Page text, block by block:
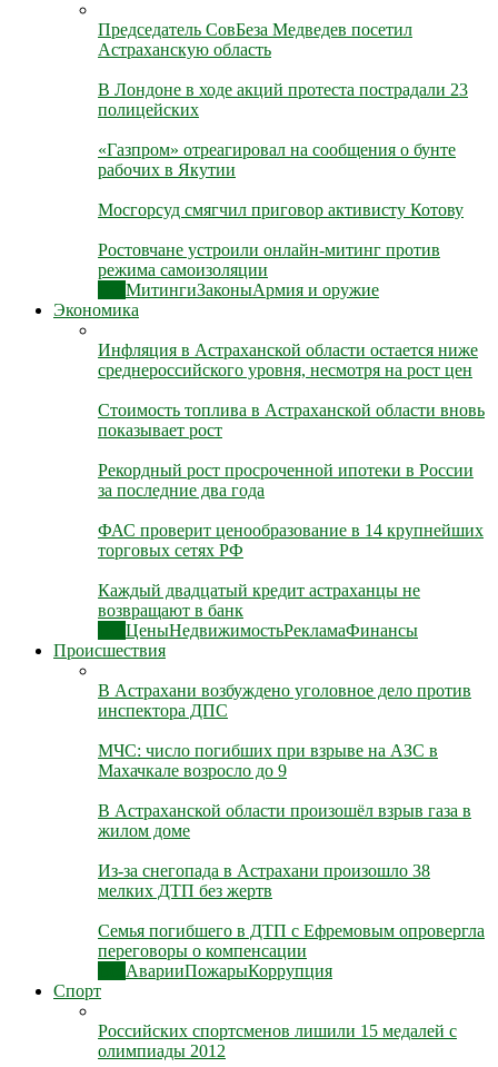
Председатель СовБеза Медведев посетил
Астраханскую область
В Лондоне в ходе акций протеста пострадали 23
полицейских
«Газпром» отреагировал на сообщения о бунте
рабочих в Якутии
Мосгорсуд смягчил приговор активисту Котову
Ростовчане устроили онлайн-митинг против
режима самоизоляции
МитингиЗаконыАрмия и оружие
Экономика
Инфляция в Астраханской области остается ниже
среднероссийского уровня, несмотря на рост цен
Стоимость топлива в Астраханской области вновь
показывает рост
Рекордный рост просроченной ипотеки в России
за последние два года
ФАС проверит ценообразование в 14 крупнейших
торговых сетях РФ
Каждый двадцатый кредит астраханцы не
возвращают в банк
ЦеныНедвижимостьРекламаФинансы
Происшествия
В Астрахани возбуждено уголовное дело против
инспектора ДПС
МЧС: число погибших при взрыве на АЗС в
Махачкале возросло до 9
В Астраханской области произошёл взрыв газа в
жилом доме
Из-за снегопада в Астрахани произошло 38
мелких ДТП без жертв
Семья погибшего в ДТП с Ефремовым опровергла
переговоры о компенсации
АварииПожарыКоррупция
Спорт
Российских спортсменов лишили 15 медалей с
олимпиады 2012